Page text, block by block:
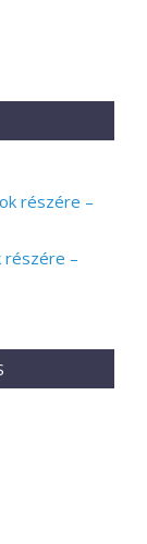
részére –
részére –